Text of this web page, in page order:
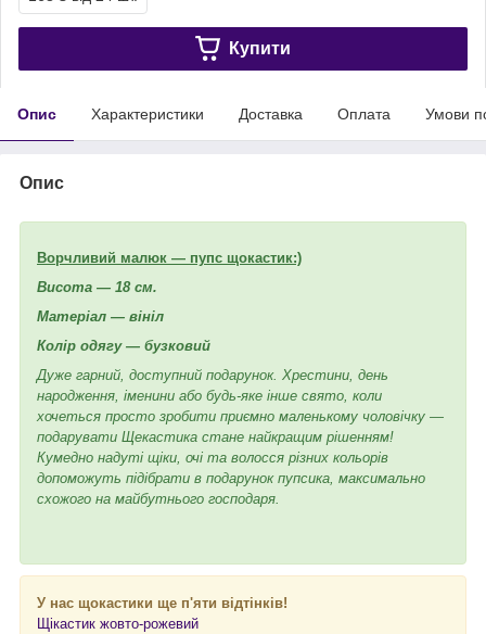
Купити
Опис Характеристики Доставка Оплата Умови
Опис
Ворчливий малюк — пупс щокастик:)
Висота — 18 см.
Матеріал — вініл
Колір одягу — бузковий
Дуже гарний, доступний подарунок. Хрестини, день
народження, іменини або будь-яке інше свято, коли
хочеться просто зробити приємно маленькому чоловічку —
подарувати Щекастика стане найкращим рішенням!
Кумедно надуті щіки, очі та волосся різних кольорів
допоможуть підібрати в подарунок пупсика, максимально
схожого на майбутнього господаря.
У нас щокастики ще п'яти відтінків!
Щікастик жовто-рожевий